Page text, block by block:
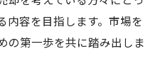
内容を目指します。市場を
の第一歩を共に踏み出しま